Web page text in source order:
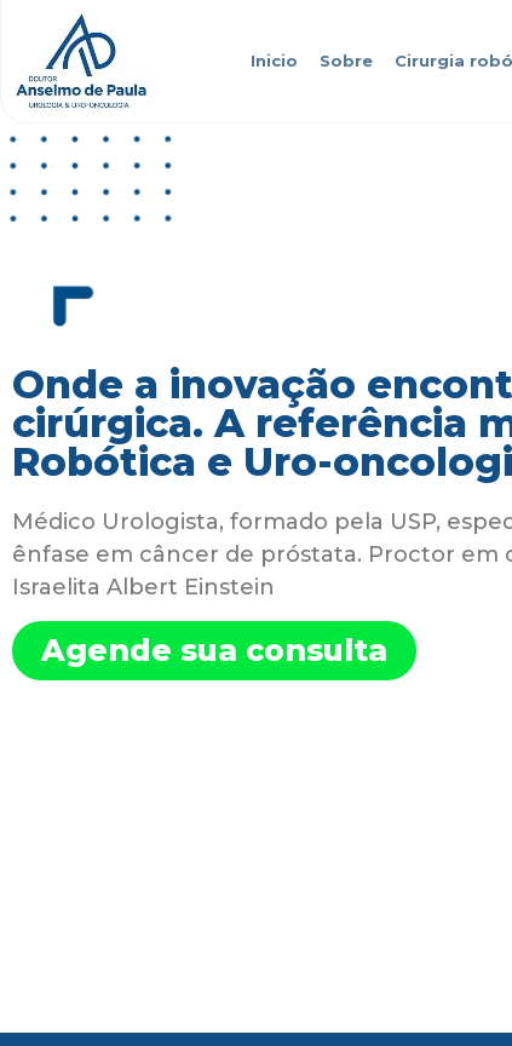
Inicio Sobre Cirurgia
Onde a inovação
cirúrgica. A referência
Robótica e Uro-
Médico Urologista, formado pela USP,
ênfase em câncer de próstata. Proctor em
Israelita Albert Einstein
Agende sua consulta